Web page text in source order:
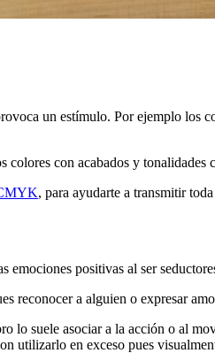
un estímulo. Por ejemplo los
con acabados y
, para ayudarte a transmitir
positivas al ser
reconocer a alguien o expresar
suele asociar a la acción o al
utilizarlo en exceso pues